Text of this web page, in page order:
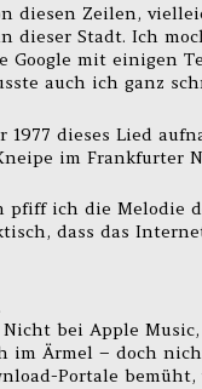
diesen Zeilen,
Stadt. Ich
mit einigen
auch ich ganz
1977 dieses Lied
im Frankfurter
pfiff ich die Melodie
dass das
bei Apple
im Ärmel – doch
Portale